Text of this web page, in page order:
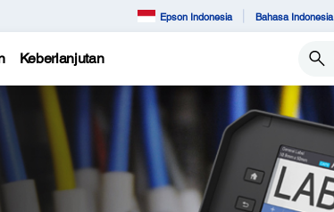
Epson Indonesia Bahasa Indonesia
Keberlanjutan Cari